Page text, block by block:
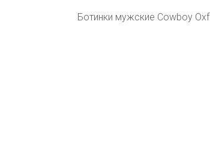
Ботинки мужские Cowboy